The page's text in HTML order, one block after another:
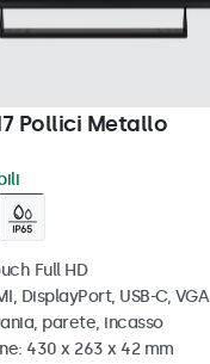
Pollici Metallo
Full HD
DisplayPort, USB-C, VGA
parete, incasso
430 x 263 x 42 mm